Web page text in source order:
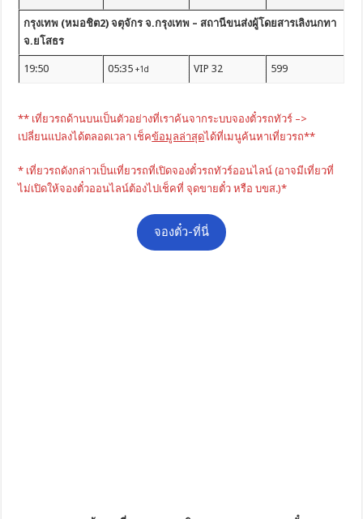
กรุงเทพ (หมอชิต2) จตุจักร จ.กรุงเทพ – สถานีขนส่งผู้โดยสารเลิงนกทา
จ.ยโสธร
19:50 05:35+1d VIP 32 599
** เที่ยวรถด้านบนเป็นตัวอย่างที่เราค้นจากระบบจองตั๋วรถทัวร์ –>
เปลี่ยนแปลงได้ตลอดเวลา เช็คข้อมูลล่าสุดได้ที่เมนูค้นหาเที่ยวรถ**
* เที่ยวรถดังกล่าวเป็นเที่ยวรถที่เปิดจองตั๋วรถทัวร์ออนไลน์ (อาจมีเที่ยวที่
ไม่เปิดให้จองตั๋วออนไลน์ต้องไปเช็คที่ จุดขายตั๋ว หรือ บขส.)*
จองตั๋ว-ที่นี่